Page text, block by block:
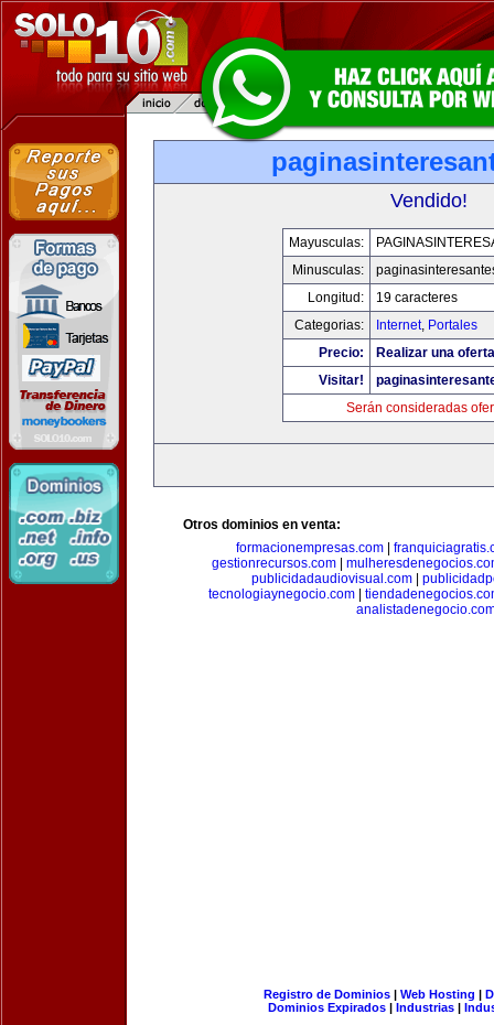
Vendido!
Mayusculas:
Minusculas:
Longitud:
19 caracteres
Categorias:
Internet, Portales
Precio:
Realizar una
Visitar!
Serán consideradas
Otros dominios en venta:
formacionempresas.com|
gestionrecursos.com|
publicidadaudiovisual.com|
tecnologiaynegocio.com
Registro de Dominios| Web Hosting |
Dominios Expirados | Industrias |